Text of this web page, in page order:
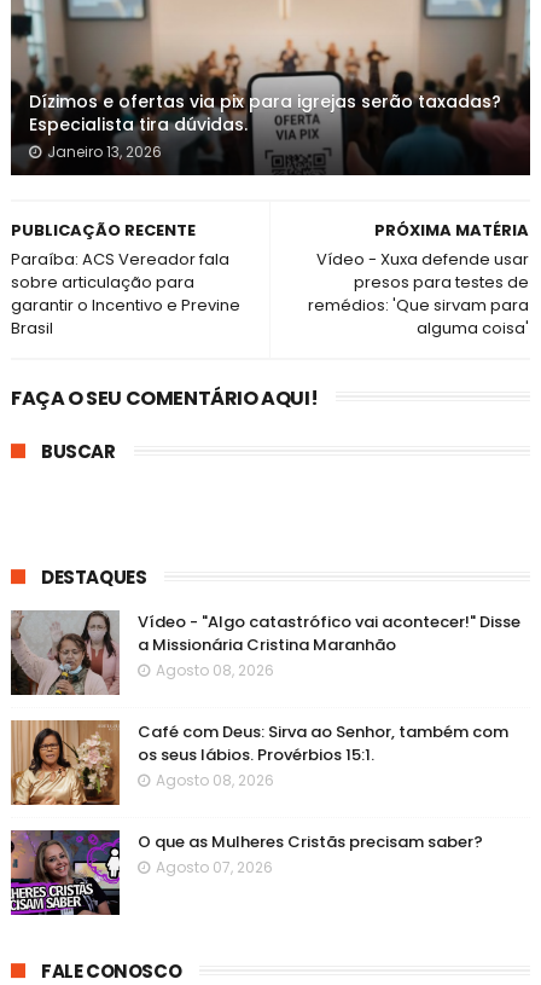
Dízimos e ofertas via pix para igrejas serão taxadas?
Especialista tira dúvidas.
Janeiro 13, 2026
PRÓXIMA MATÉRIA
Vídeo - Xuxa defende usar
presos para testes de
remédios: 'Que sirvam para
alguma coisa'
PUBLICAÇÃO RECENTE
Paraíba: ACS Vereador fala
sobre articulação para
garantir o Incentivo e Previne
Brasil
FAÇA O SEU COMENTÁRIO AQUI!
BUSCAR
DESTAQUES
Vídeo - "Algo catastrófico vai acontecer!" Disse
a Missionária Cristina Maranhão
Agosto 08, 2026
Café com Deus: Sirva ao Senhor, também com
os seus lábios. Provérbios 15:1.
Agosto 08, 2026
O que as Mulheres Cristãs precisam saber?
Agosto 07, 2026
FALE CONOSCO